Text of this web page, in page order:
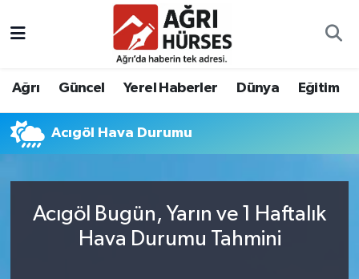
Ağrı Güncel Yerel Haberler Dünya Eğitim
Acıgöl Hava Durumu
Acıgöl Bugün, Yarın ve 1 Haftalık
Hava Durumu Tahmini
Hava Durumu
Süper Lig Puan Durumu ve Fikstür
Tüm Manşetler
Son Dakika Haberleri